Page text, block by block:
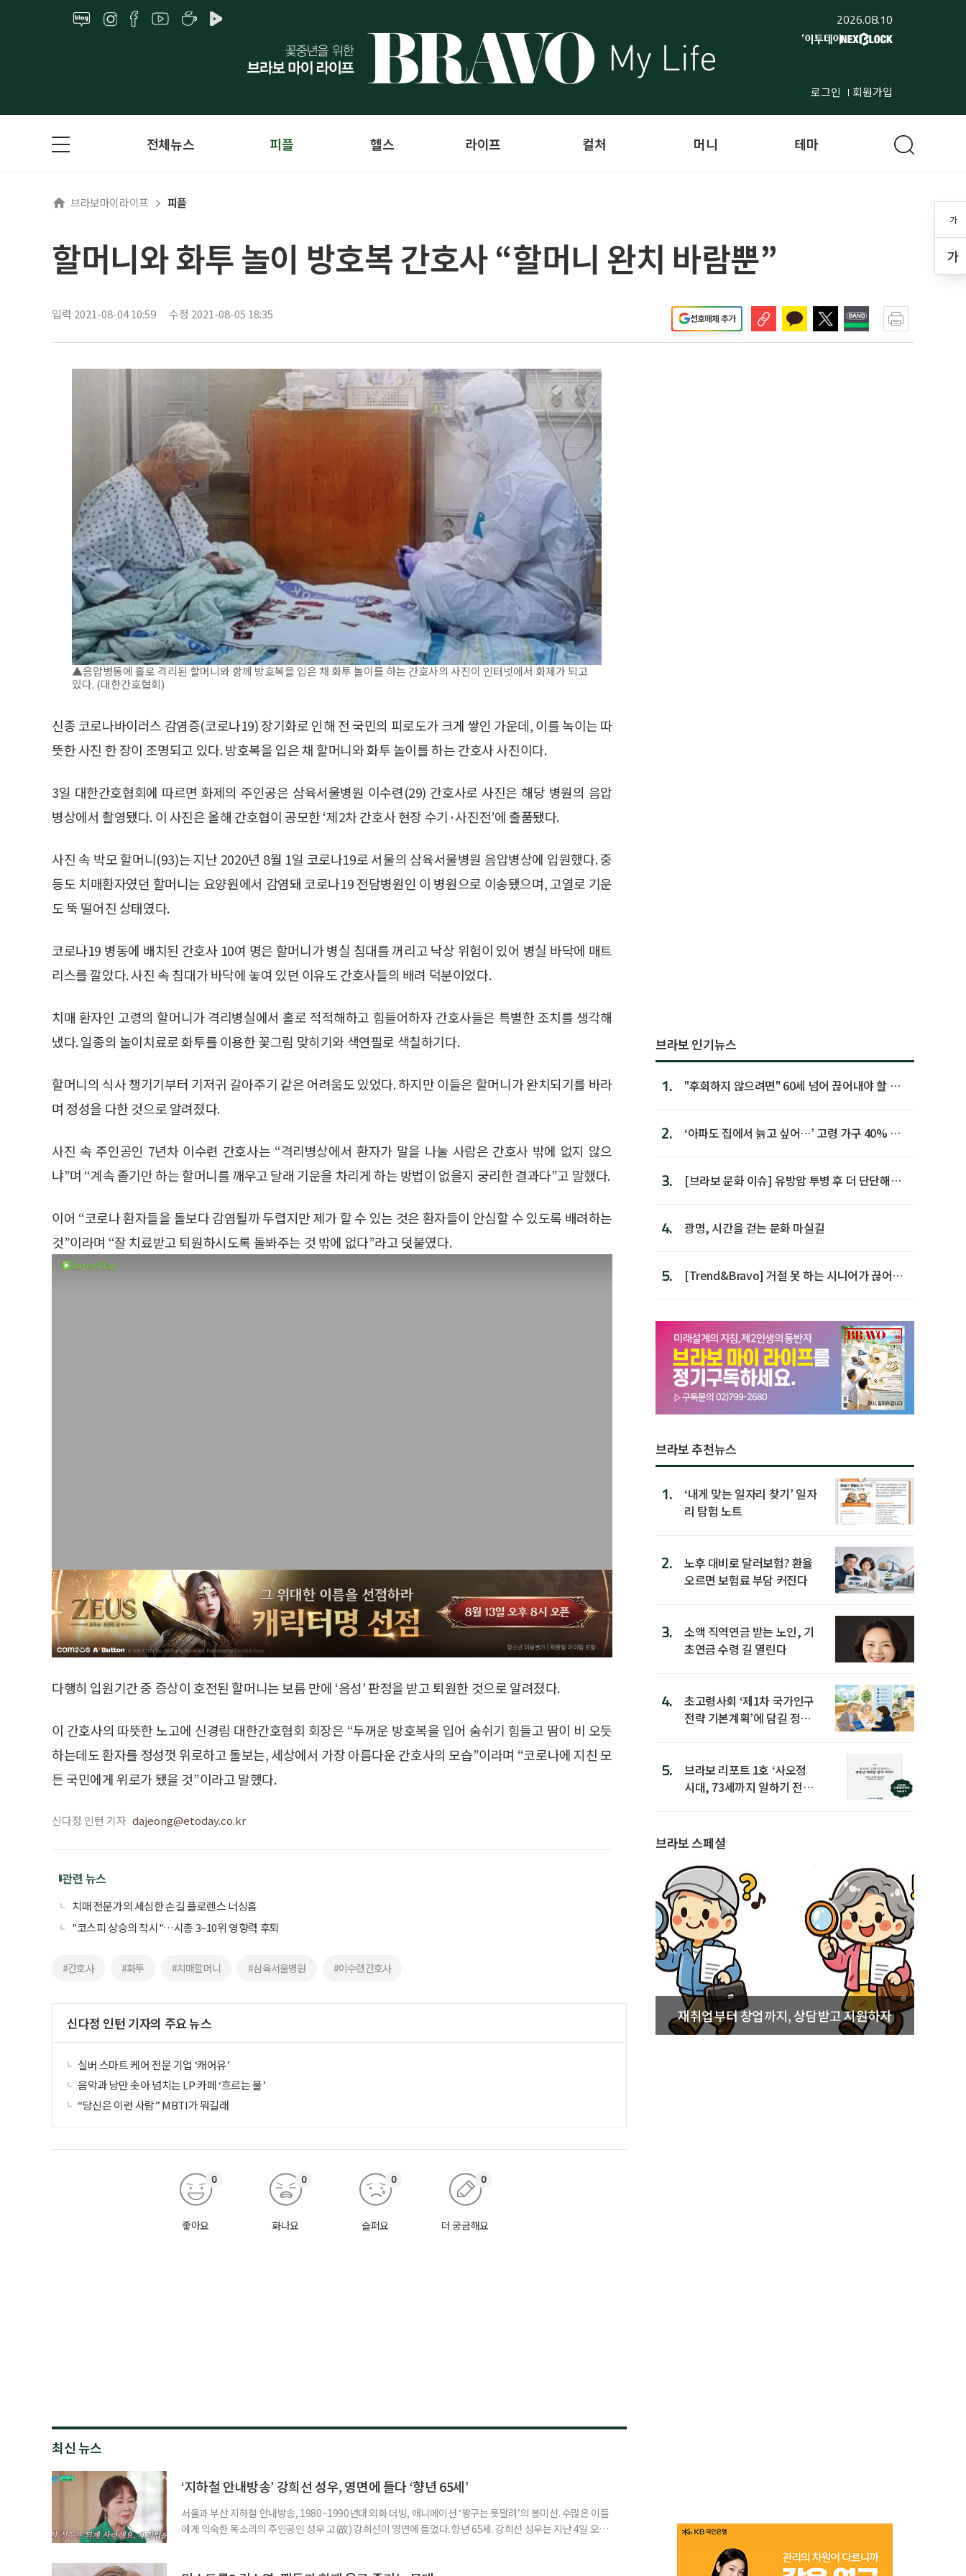
2026.08.10
로그인 회원가입
가
가
전체뉴스 피플 헬스 라이프 컬처 머니 테마
브라보마이라이프 피플
할머니와 화투 놀이 방호복 간호사 “할머니 완치 바람뿐”
입력 2021-08-04 10:59 수정 2021-08-05 18:35 선호매체 추가
▲음압병동에 홀로 격리된 할머니와 함께 방호복을 입은 채 화투 놀이를 하는 간호사의 사진이 인터넷에서 화제가 되고
있다. (대한간호협회)
신종 코로나바이러스 감염증(코로나19) 장기화로 인해 전 국민의 피로도가 크게 쌓인 가운데, 이를 녹이는 따
뜻한 사진 한 장이 조명되고 있다. 방호복을 입은 채 할머니와 화투 놀이를 하는 간호사 사진이다.
3일 대한간호협회에 따르면 화제의 주인공은 삼육서울병원 이수련(29) 간호사로 사진은 해당 병원의 음압
병상에서 촬영됐다. 이 사진은 올해 간호협이 공모한 ‘제2차 간호사 현장 수기·사진전’에 출품됐다.
사진 속 박모 할머니(93)는 지난 2020년 8월 1일 코로나19로 서울의 삼육서울병원 음압병상에 입원했다. 중
등도 치매환자였던 할머니는 요양원에서 감염돼 코로나19 전담병원인 이 병원으로 이송됐으며, 고열로 기운
도 뚝 떨어진 상태였다.
코로나19 병동에 배치된 간호사 10여 명은 할머니가 병실 침대를 꺼리고 낙상 위험이 있어 병실 바닥에 매트
리스를 깔았다. 사진 속 침대가 바닥에 놓여 있던 이유도 간호사들의 배려 덕분이었다.
치매 환자인 고령의 할머니가 격리병실에서 홀로 적적해하고 힘들어하자 간호사들은 특별한 조치를 생각해
냈다. 일종의 놀이치료로 화투를 이용한 꽃그림 맞히기와 색연필로 색칠하기다.
할머니의 식사 챙기기부터 기저귀 갈아주기 같은 어려움도 있었다. 하지만 이들은 할머니가 완치되기를 바라
며 정성을 다한 것으로 알려졌다.
사진 속 주인공인 7년차 이수련 간호사는 “격리병상에서 환자가 말을 나눌 사람은 간호사 밖에 없지 않으
냐”며 “계속 졸기만 하는 할머니를 깨우고 달래 기운을 차리게 하는 방법이 없을지 궁리한 결과다”고 말했다.
이어 “코로나 환자들을 돌보다 감염될까 두렵지만 제가 할 수 있는 것은 환자들이 안심할 수 있도록 배려하는
것”이라며 “잘 치료받고 퇴원하시도록 돌봐주는 것 밖에 없다”라고 덧붙였다.
다행히 입원기간 중 증상이 호전된 할머니는 보름 만에 ‘음성’ 판정을 받고 퇴원한 것으로 알려졌다.
이 간호사의 따뜻한 노고에 신경림 대한간호협회 회장은 “두꺼운 방호복을 입어 숨쉬기 힘들고 땀이 비 오듯
하는데도 환자를 정성껏 위로하고 돌보는, 세상에서 가장 아름다운 간호사의 모습”이라며 “코로나에 지친 모
든 국민에게 위로가 됐을 것”이라고 말했다.
신다정 인턴 기자 dajeong@etoday.co.kr
관련 뉴스
치매 전문가의 세심한 손길 플로렌스 너싱홈
"코스피 상승의 착시"…시총 3~10위 영향력 후퇴
#간호사 #화투 #치매할머니 #삼육서울병원 #이수련간호사
신다정 인턴 기자의 주요 뉴스
실버 스마트 케어 전문 기업 ‘캐어유’
음악과 낭만 솟아 넘치는 LP 카페 ‘흐르는 물’
“당신은 이런 사람” MBTI가 뭐길래
좋아요
0
화나요
0
슬퍼요
0
더 궁금해요
0
최신 뉴스
‘지하철 안내방송’ 강희선 성우, 영면에 들다 ‘향년 65세’
서울과 부산 지하철 안내방송, 1980~1990년대 외화 더빙, 애니메이션 ‘짱구는 못말려’의 봉미선. 수많은 이들
에게 익숙한 목소리의 주인공인 성우 고(故) 강희선이 영면에 들었다. 향년 65세. 강희선 성우는 지난 4일 오전
브라보 인기뉴스
1.
"후회하지 않으려면" 60세 넘어 끊어내야 할 사
2.
‘아파도 집에서 늙고 싶어…’ 고령 가구 40% 노
3.
[브라보 문화 이슈] 유방암 투병 후 더 단단해진
4. 광명, 시간을 걷는 문화 마실길
5.
[Trend&Bravo] 거절 못 하는 시니어가 끊어야
브라보 추천뉴스
1.
‘내게 맞는 일자리 찾기’ 일자
리 탐험 노트
2.
노후 대비로 달러보험? 환율
오르면 보험료 부담 커진다
3.
소액 직역연금 받는 노인, 기
초연금 수령 길 열린다
4.
초고령사회 ‘제1차 국가인구
전략 기본계획’에 담길 정책
5.
브라보 리포트 1호 ‘사오정
시대, 73세까지 일하기 전략’
브라보 스페셜
재취업부터 창업까지, 상담받고 지원하자